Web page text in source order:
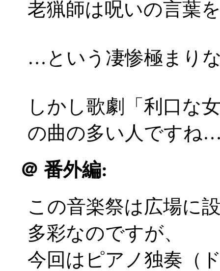
老猟師は呪いの言葉
…という凄惨極まり
しかし歌劇「利口な
の曲の多い人ですね
＠ 番外編:
この音楽祭は広場に
多彩なのですが、
今回はピアノ独奏（